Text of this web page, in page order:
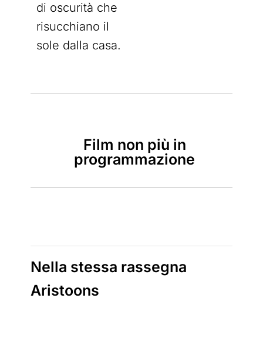
di oscurità che
risucchiano il
sole dalla casa.
Film non più in
programmazione
Nella stessa rassegna
Aristoons